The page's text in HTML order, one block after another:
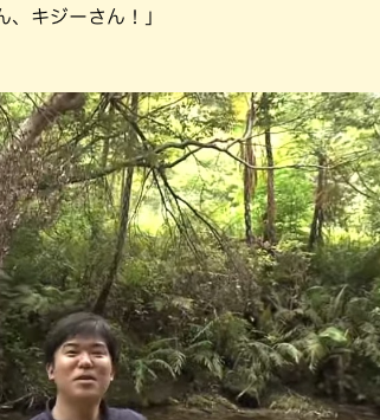
キジーさん！」